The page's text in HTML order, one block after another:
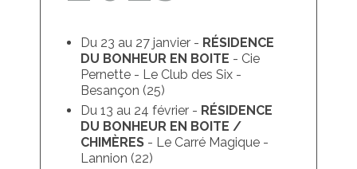
Du 23 au 27 janvier - RÉSIDENCE
DU BONHEUR EN BOITE - Cie
Pernette - Le Club des Six -
Besançon (25)
Du 13 au 24 février - RÉSIDENCE
DU BONHEUR EN BOITE /
CHIMÈRES - Le Carré Magique -
Lannion (22)